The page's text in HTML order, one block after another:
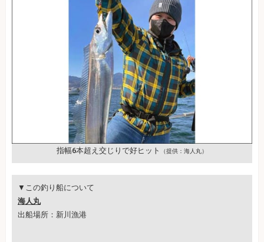
指幅6本超え交じりで好ヒット （提供：海人丸）
▼この釣り船について
海人丸
出船場所：新川漁港